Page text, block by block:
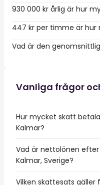
930 000 kr årlig är hur
447 kr per timme är hur
Vad är den
Vanliga frågor
Hur mycket skatt
Kalmar?
Vad är nettolönen
Kalmar, Sverige?
Vilken skattesats gäller